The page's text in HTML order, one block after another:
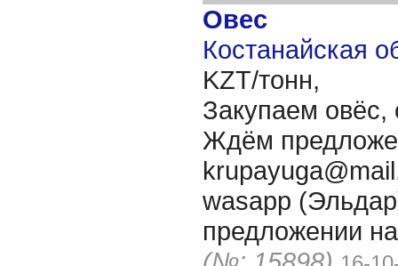
Овес
Костанайская
KZT/тонн,
Закупаем овёс,
Ждём
wasapp
предложении